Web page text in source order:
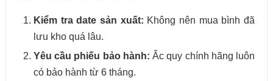
Kiểm tra date sản xuất: Không nên mua bình đã
lưu kho quá lâu.
Yêu cầu phiếu bảo hành: Ắc quy chính hãng luôn
có bảo hành từ 6 tháng.